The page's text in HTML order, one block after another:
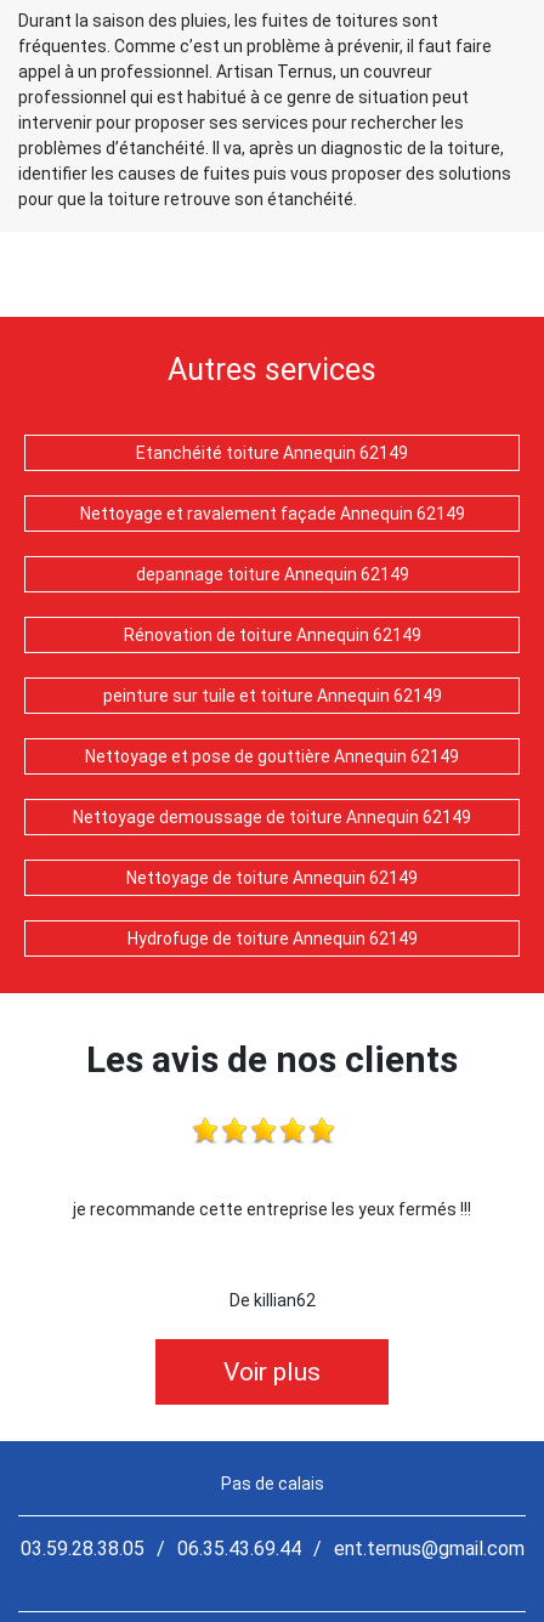
Durant la saison des pluies, les fuites de toitures sont
fréquentes. Comme c’est un problème à prévenir, il faut faire
appel à un professionnel. Artisan Ternus, un couvreur
professionnel qui est habitué à ce genre de situation peut
intervenir pour proposer ses services pour rechercher les
problèmes d’étanchéité. Il va, après un diagnostic de la toiture,
identifier les causes de fuites puis vous proposer des solutions
pour que la toiture retrouve son étanchéité.
Autres services
Etanchéité toiture Annequin 62149
Nettoyage et ravalement façade Annequin 62149
depannage toiture Annequin 62149
Rénovation de toiture Annequin 62149
peinture sur tuile et toiture Annequin 62149
Nettoyage et pose de gouttière Annequin 62149
Nettoyage demoussage de toiture Annequin 62149
Nettoyage de toiture Annequin 62149
Hydrofuge de toiture Annequin 62149
Les avis de nos clients
je recommande cette entreprise les yeux fermés !!!
De killian62
Voir plus
Pas de calais
03.59.28.38.05 / 06.35.43.69.44 / ent.ternus@gmail.com